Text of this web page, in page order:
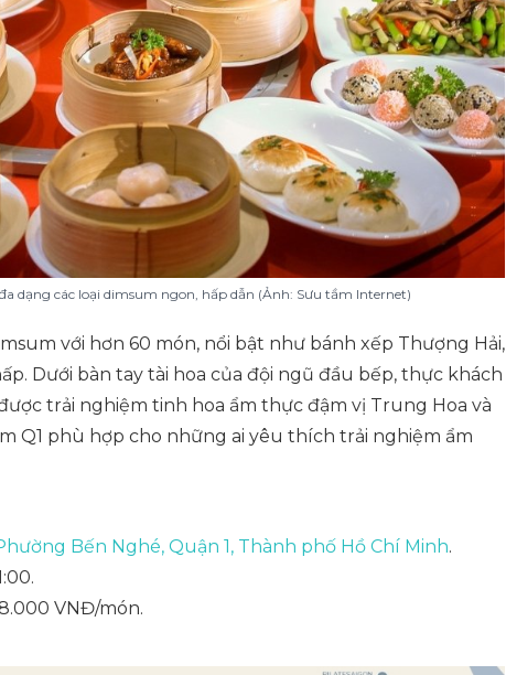
dạng các loại dimsum ngon, hấp dẫn (Ảnh: Sưu tầm Internet)
với hơn 60 món, nổi bật như bánh xếp Thượng Hải,
Dưới bàn tay tài hoa của đội ngũ đầu bếp, thực khách
trải nghiệm tinh hoa ẩm thực đậm vị Trung Hoa và
Q1 phù hợp cho những ai yêu thích trải nghiệm ẩm
Bến Nghé, Quận 1, Thành phố Hồ Chí Minh.
VNĐ/món.